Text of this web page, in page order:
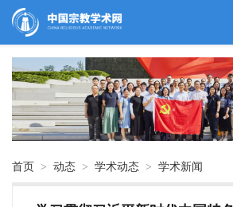
首页 > 动态 > 学术动态 > 学术新闻